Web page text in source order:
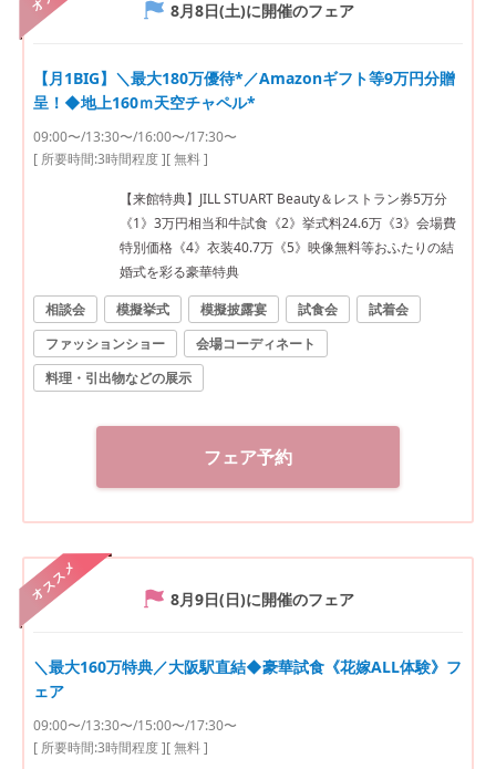
8月8日(土)に開催のフェア
【月1BIG】＼最大180万優待*／Amazonギフト等9万円分贈
呈！◆地上160ｍ天空チャペル*
09:00〜/13:30〜/16:00〜/17:30〜
[ 所要時間:3時間程度][ 無料 ]
【来館特典】JILL STUART Beauty＆レストラン券5万分
《1》3万円相当和牛試食《2》挙式料24.6万《3》会場費
特別価格《4》衣装40.7万《5》映像無料等おふたりの結
婚式を彩る豪華特典
相談会
模擬挙式 模擬披露宴 試食会
試着会
ファッションショー
会場コーディネート
料理・引出物などの展示
フェア予約
オススメ 8月9日(日)に開催のフェア
＼最大160万特典／大阪駅直結◆豪華試食《花嫁ALL体験》フ
ェア
09:00〜/13:30〜/15:00〜/17:30〜
[ 所要時間:3時間程度][ 無料 ]